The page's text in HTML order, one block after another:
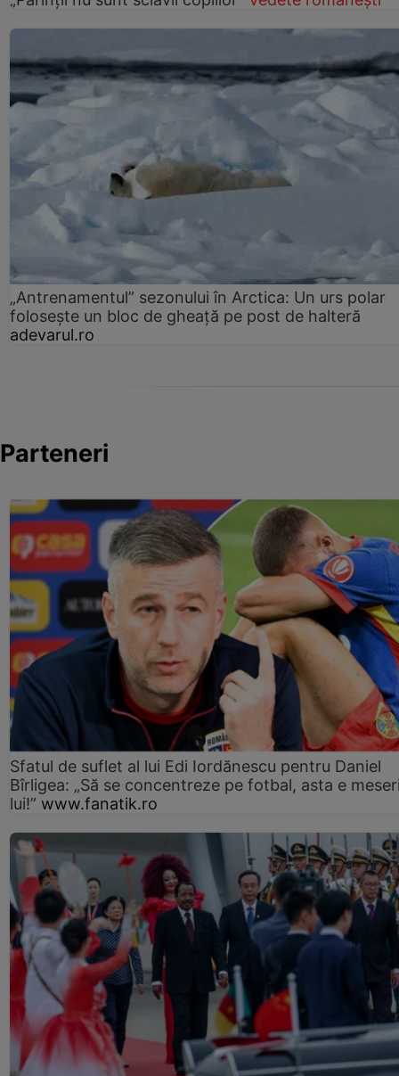
„Antrenamentul” sezonului în Arctica: Un urs polar
folosește un bloc de gheață pe post de halteră
adevarul.ro
Parteneri
Sfatul de suflet al lui Edi Iordănescu pentru Daniel
Bîrligea: „Să se concentreze pe fotbal, asta e
lui!” www.fanatik.ro